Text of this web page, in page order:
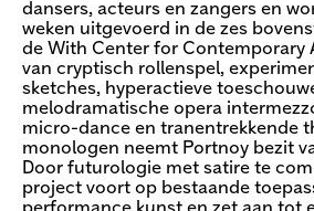
dansers, acteurs en zangers en
weken uitgevoerd in de zes
de With Center for Contemporary
van cryptisch rollenspel,
sketches, hyperactieve
melodramatische opera
micro-dance en tranentrekkende
monologen neemt Portnoy bezit
Door futurologie met satire te
project voort op bestaande